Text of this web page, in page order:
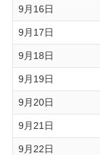
9月16日
9月17日
9月18日
9月19日
9月20日
9月21日
9月22日